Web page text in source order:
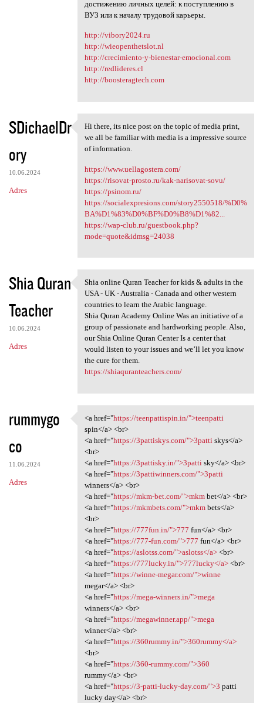
достижению личных целей: к поступлению в
ВУЗ или к началу трудовой карьеры.
http://vibory2024.ru
http://wieopenthetslot.nl
http://crecimiento-y-bienestar-emocional.com
http://redlideres.cl
http://boosteragtech.com
SDichaelDr
ory
10.06.2024
Adres
Hi there, its nice post on
Hi there, its nice post on the topic of media print,
we all be familiar with media is a impressive source
of information.
https://www.uellagostera.com/
https://risovat-prosto.ru/kak-narisovat-sovu/
https://psinom.ru/
https://socialexpresions.com/story2550518/%D0%
BA%D1%83%D0%BF%D0%B8%D1%82...
https://wap-club.ru/guestbook.php?
mode=quote&idmsg=24038
Shia Quran
Teacher
10.06.2024
Adres
Shia online Quran Teacher for
Shia online Quran Teacher for kids & adults in the
USA - UK - Australia - Canada and other western
countries to learn the Arabic language.
Shia Quran Academy Online Was an initiative of a
group of passionate and hardworking people. Also,
our Shia Online Quran Center Is a center that
would listen to your issues and we’ll let you know
the cure for them.
https://shiaquranteachers.com/
rummygo
co
11.06.2024
Adres
<a href="https:/
<a href="https://teenpattispin.in/">teenpatti
spin</a> <br>
<a href="https://3pattiskys.com/">3patti skys</a>
<br>
<a href="https://3pattisky.in/">3patti sky</a> <br>
<a href="https://3pattiwinners.com/">3patti
winners</a> <br>
<a href="https://mkm-bet.com/">mkmbet</a> <br>
<a href="https://mkmbets.com/">mkmbets</a>
<br>
<a href="https://777fun.in/">777 fun</a> <br>
<a href="https://777-fun.com/">777 fun</a> <br>
<a href="https://aslotss.com/">aslotss</a><br>
<a href="https://777lucky.in/">777lucky</a><br>
<a href="https://winne-megar.com/">winne
megar</a> <br>
<a href="https://mega-winners.in/">mega
winners</a> <br>
<a href="https://megawinner.app/">mega
winner</a> <br>
<a href="https://360rummy.in/">360rummy</a>
<br>
<a href="https://360-rummy.com/">360
rummy</a> <br>
<a href="https://3-patti-lucky-day.com/">3 patti
lucky day</a> <br>